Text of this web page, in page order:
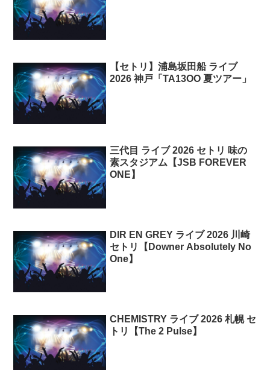
【セトリ】浦島坂田船 ライブ
2026 神戸「TA13OO 夏ツアー」
三代目 ライブ 2026 セトリ 味の
素スタジアム【JSB FOREVER
ONE】
DIR EN GREY ライブ 2026 川崎
セトリ【Downer Absolutely No
One】
CHEMISTRY ライブ 2026 札幌 セ
トリ【The 2 Pulse】